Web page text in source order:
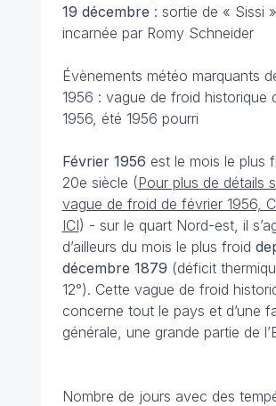
19 décembre : sortie de « Sissi
incarnée par Romy Schneider
Évènements météo marquants
1956 : vague de froid historique
1956, été 1956 pourri
Février 1956 est le mois le plus
20e siècle (Pour plus de détails
vague de froid de février 1956,
ICI) - sur le quart Nord-est, il
d’ailleurs du mois le plus froid
décembre 1879 (déficit
12°). Cette vague de froid
concerne tout le pays et d’une
générale, une grande partie de
Nombre de jours avec des